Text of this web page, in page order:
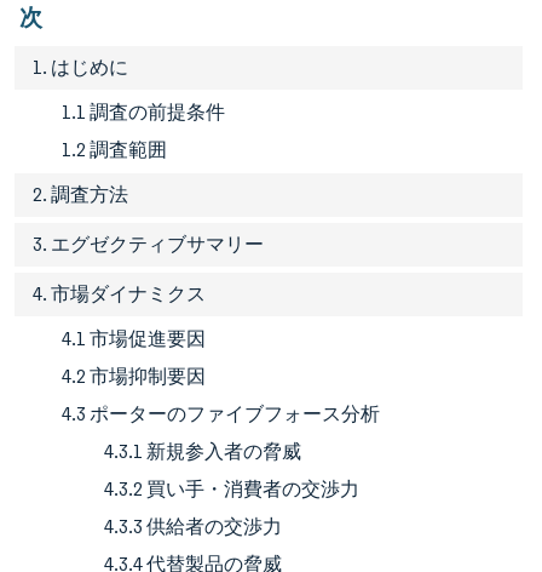
次
1. はじめに
1.1 調査の前提条件
1.2 調査範囲
2. 調査方法
3. エグゼクティブサマリー
4. 市場ダイナミクス
4.1 市場促進要因
4.2 市場抑制要因
4.3 ポーターのファイブフォース分析
4.3.1 新規参入者の脅威
4.3.2 買い手・消費者の交渉力
4.3.3 供給者の交渉力
4.3.4 代替製品の脅威